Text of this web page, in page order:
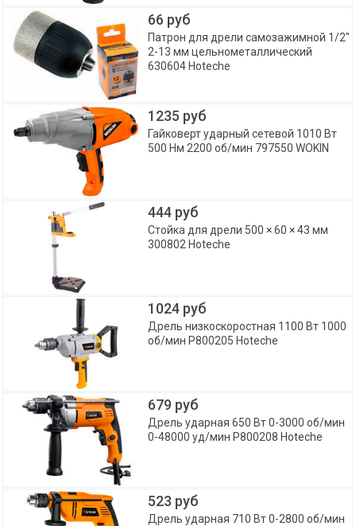
66 руб
Патрон для дрели самозажимной 1/2"
2-13 мм цельнометаллический
630604 Hoteche
1235 руб
Гайковерт ударный сетевой 1010 Вт
500 Нм 2200 об/мин 797550 WOKIN
444 руб
Стойка для дрели 500 × 60 × 43 мм
300802 Hoteche
1024 руб
Дрель низкоскоростная 1100 Вт 1000
об/мин P800205 Hoteche
679 руб
Дрель ударная 650 Вт 0-3000 об/мин
0-48000 уд/мин P800208 Hoteche
523 руб
Дрель ударная 710 Вт 0-2800 об/мин